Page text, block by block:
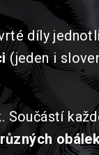
díly
(jeden i
. Součástí